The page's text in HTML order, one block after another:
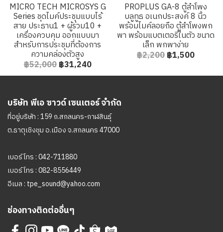
MICRO TECH MICROSYS G
Series ชุดไมค์ประชุมแบบไร้
สาย ประธาน1 + ผู้ร่วม10 +
เครื่องควบคุม ออกแบบมา
สำหรับการประชุมที่ต้องการ
ความคล่องตัวสูง
฿52,000 ฿31,240
PROPLUS GA-8 ตู้ลำโพง
บลูทูธ อเนกประสงค์ 8 นิ้ว
พร้อมไมค์ลอยถือ ตู้ลำโพงพก
พา พร้อมแบตเตอรี่ในตัว ขนาด
เล็ก พกพาง่าย
฿2,200 ฿1,500
บริษัท พีเอ ซาวด์ เซนเตอร์ จำกัด
ที่อยู่บริษัท : 159 ถ.สกลนคร-กาฬสินธุ์
ต.ธาตุเชิงชุม อ.เมือง จ.สกลนคร 47000
เบอร์โทร :042-711880
เบอร์โทร :082-8556449
อีเมล : tpe_sound@yahoo.com
ช่องทางติดต่ออื่นๆ